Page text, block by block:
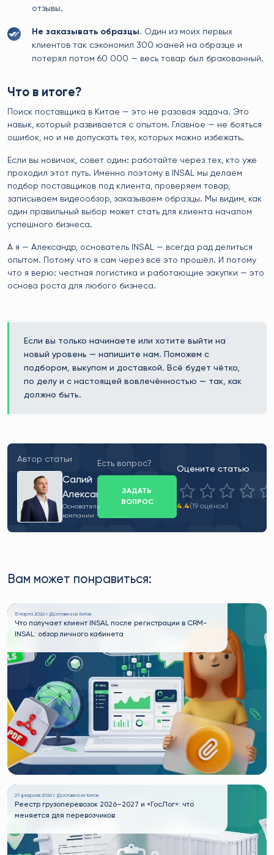
отзывы.
Не заказывать образцы. Один из моих первых
клиентов так сэкономил 300 юаней на образце и
потерял потом 60 000 — весь товар был бракованный.
Что в итоге?
Поиск поставщика в Китае — это не разовая задача. Это
навык, который развивается с опытом. Главное — не бояться
ошибок, но и не допускать тех, которых можно избежать.
Если вы новичок, совет один: работайте через тех, кто уже
проходил этот путь. Именно поэтому в INSAL мы делаем
подбор поставщиков под клиента, проверяем товар,
записываем видеообзор, заказываем образцы. Мы видим, как
один правильный выбор может стать для клиента началом
успешного бизнеса.
А я — Александр, основатель INSAL — всегда рад делиться
опытом. Потому что я сам через всё это прошёл. И потому
что я верю: честная логистика и работающие закупки — это
основа роста для любого бизнеса.
Если вы только начинаете или хотите выйти на
новый уровень — напишите нам. Поможем с
подбором, выкупом и доставкой. Всё будет чётко,
по делу и с настоящей вовлечённостью — так, как
должно быть.
Автор статьи
Салий
Александр
Основатель
компании
Есть вопрос?
ЗАДАТЬ
ВОПРОС
Оцените статью
4.4(19 оценок)
Вам может понравиться:
15 марта 2026 г. |Доставка из Китая
Что получает клиент INSAL после регистрации в CRM-
INSAL: обзор личного кабинета
27 февраля 2026 г. |Доставка из Китая
Реестр грузоперевозок 2026–2027 и «ГосЛог»: что
меняется для перевозчиков